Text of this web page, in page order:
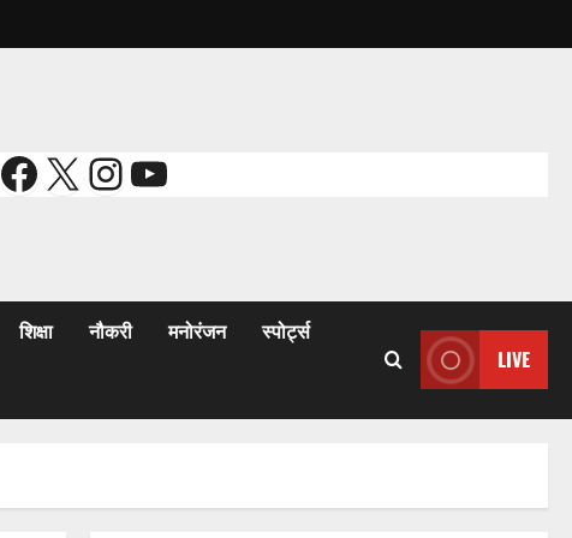
Facebook
X Instagram
YouTube
शिक्षा नौकरी मनोरंजन स्पोर्ट्स
LIVE